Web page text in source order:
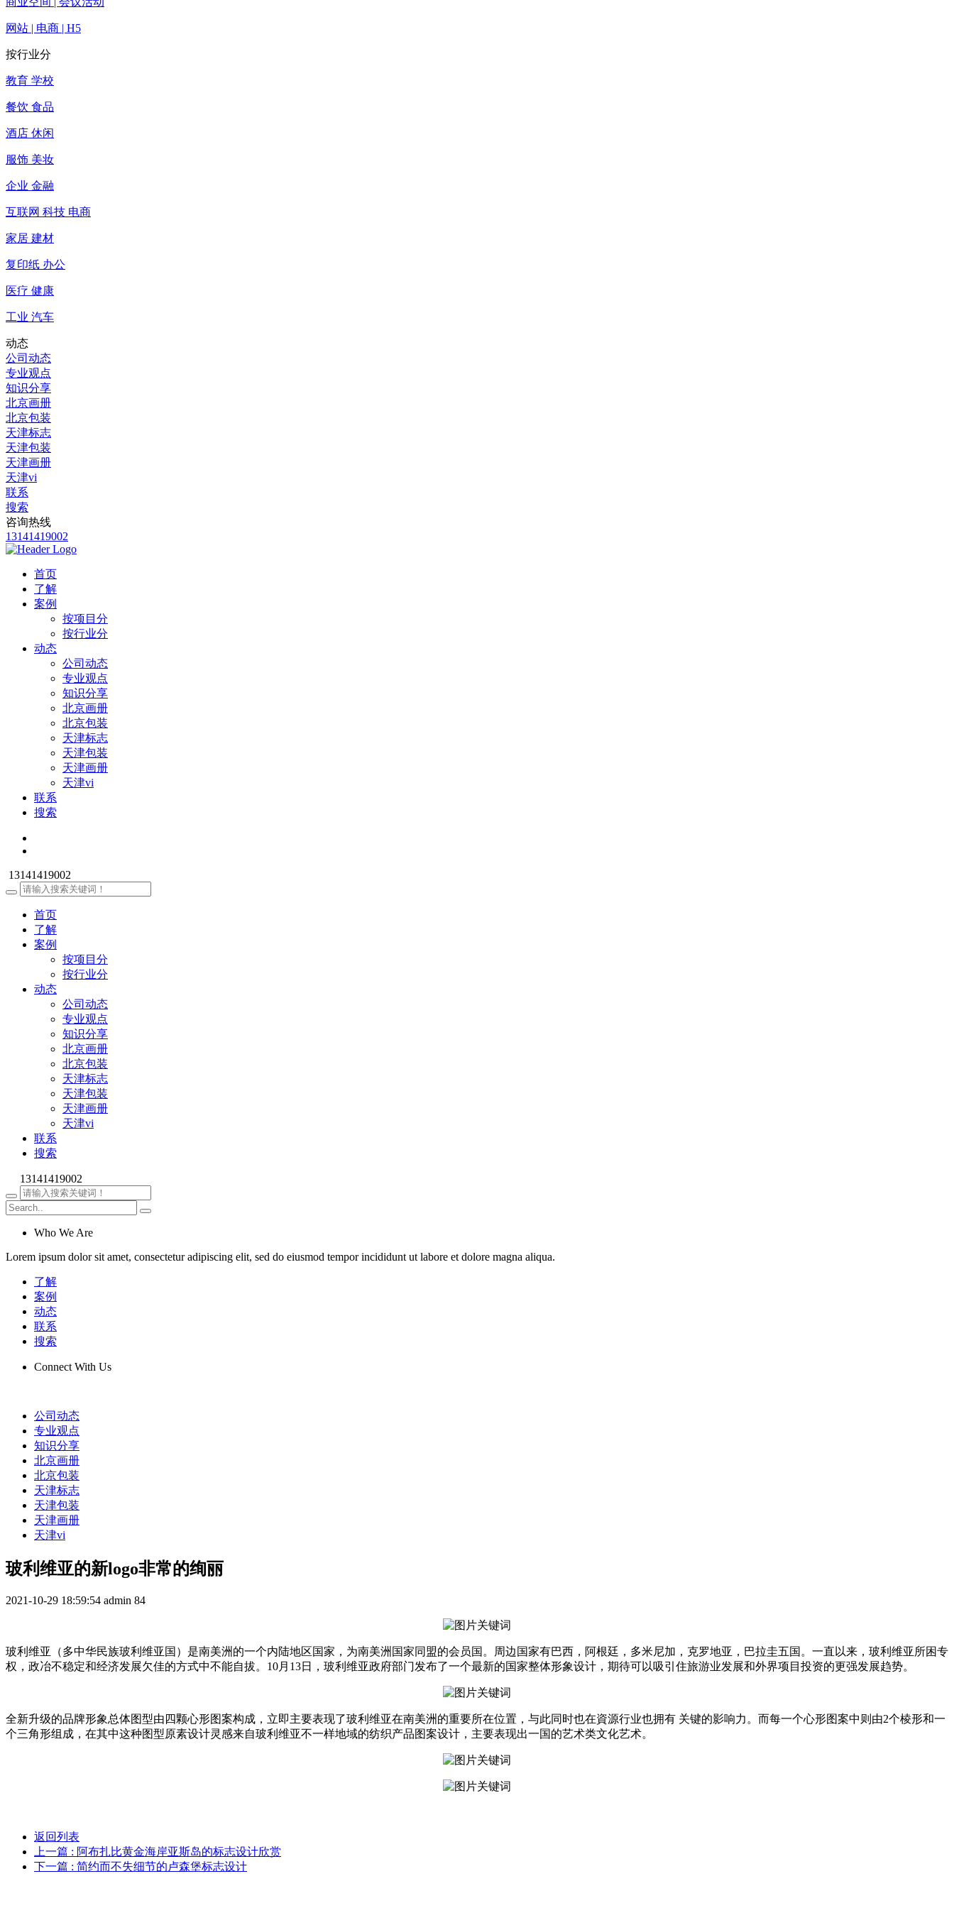
网站 | 电商 | H5
按行业分
教育 学校
餐饮 食品
酒店 休闲
服饰 美妆
企业 金融
互联网 科技 电商
家居 建材
复印纸 办公
医疗 健康
工业 汽车
动态
公司动态
专业观点
知识分享
北京画册
北京包装
天津标志
天津包装
天津画册
天津vi
联系
搜索
咨询热线
13141419002
首页
了解
案例
按项目分
按行业分
动态
公司动态
专业观点
知识分享
北京画册
北京包装
天津标志
天津包装
天津画册
天津vi
联系
搜索
13141419002
首页
了解
案例
按项目分
按行业分
动态
公司动态
专业观点
知识分享
北京画册
北京包装
天津标志
天津包装
天津画册
天津vi
联系
搜索
13141419002
Who We Are
Lorem ipsum dolor sit amet, consectetur adipiscing elit, sed do eiusmod tempor incididunt ut labore et dolore magna aliqua.
了解
案例
动态
联系
搜索
Connect With Us
公司动态
专业观点
知识分享
北京画册
北京包装
天津标志
天津包装
天津画册
天津vi
玻利维亚的新logo非常的绚丽
2021-10-29 18:59:54 admin 84
玻利维亚（多中华民族玻利维亚国）是南美洲的一个内陆地区国家，为南美洲国家同盟的会员国。周边国家有巴西，阿根廷，多米尼加，克罗地亚，巴拉圭五国。一直以来，玻利维亚所困专
权，政冶不稳定和经济发展欠佳的方式中不能自拔。10月13日，玻利维亚政府部门发布了一个最新的国家整体形象设计，期待可以吸引住旅游业发展和外界项目投资的更强发展趋势。
全新升级的品牌形象总体图型由四颗心形图案构成，立即主要表现了玻利维亚在南美洲的重要所在位置，与此同时也在資源行业也拥有 关键的影响力。而每一个心形图案中则由2个棱形和一
个三角形组成，在其中这种图型原素设计灵感来自玻利维亚不一样地域的纺织产品图案设计，主要表现出一国的艺术类文化艺术。
返回列表
上一篇 : 阿布扎比黄金海岸亚斯岛的标志设计欣赏
下一篇 : 简约而不失细节的卢森堡标志设计